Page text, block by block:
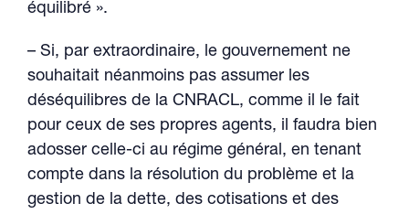
équilibré ».
– Si, par extraordinaire, le gouvernement ne
souhaitait néanmoins pas assumer les
déséquilibres de la CNRACL, comme il le fait
pour ceux de ses propres agents, il faudra bien
adosser celle-ci au régime général, en tenant
compte dans la résolution du problème et la
gestion de la dette, des cotisations et des